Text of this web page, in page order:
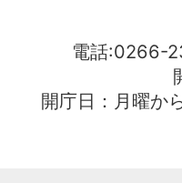
電話:0266-
開庁日：月曜か